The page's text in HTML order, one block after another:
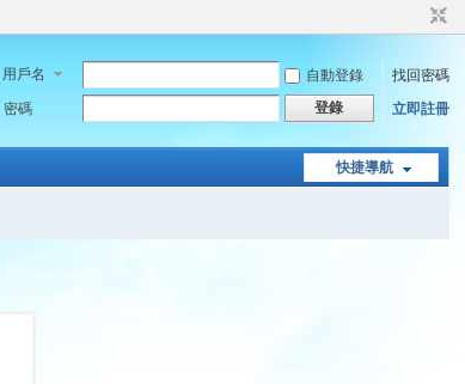
用戶名 自動登錄
找回密碼
密碼
登錄 立即註冊
快捷導航